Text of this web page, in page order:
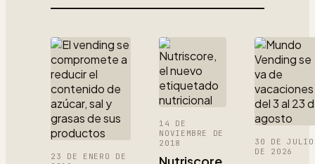
23 DE ENERO DE
14 DE
NOVIEMBRE DE
2018
Nutriscore,
30 DE JULIO
DE 2026